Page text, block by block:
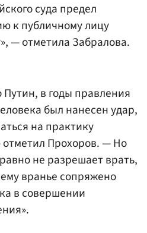
суда предел
к публичному лицу
— отметила Забралова.
в годы правления
был нанесен удар,
на практику
отметил Прохоров. — Но
не разрешает врать,
вранье сопряжено
в совершении